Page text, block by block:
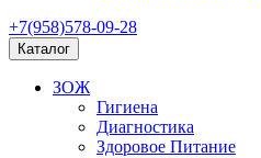
+7(958)578-09-28
Каталог
ЗОЖ
Гигиена
Диагностика
Здоровое Питание